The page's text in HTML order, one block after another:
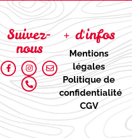
Suivez-
nous
+ d'infos
Mentions
légales
Politique de
confidentialité
CGV